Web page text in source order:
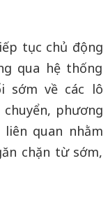
tục chủ động
qua hệ thống
sớm về các lô
phương
quan nhằm
chặn từ sớm,